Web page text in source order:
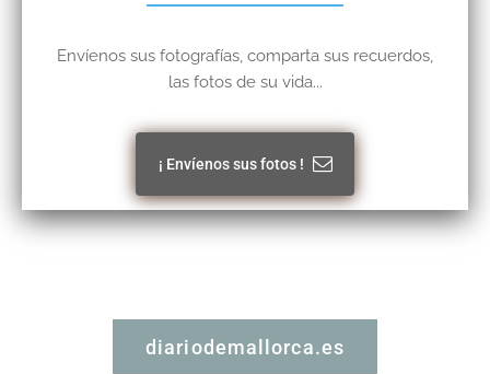
Envíenos sus fotografías, comparta sus recuerdos,
las fotos de su vida...
¡ Envíenos sus fotos !
diariodemallorca.es